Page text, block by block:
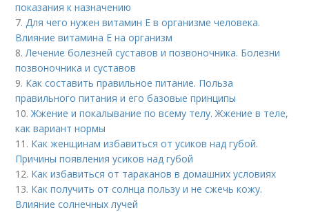
показания к назначению
7.Для чего нужен витамин Е в организме человека.
Влияние витамина E на организм
8.Лечение болезней суставов и позвоночника. Болезни
позвоночника и суставов
9. Как составить правильное питание. Польза
правильного питания и его базовые принципы
10.Жжение и покалывание по всему телу. Жжение в теле,
как вариант нормы
11. Как женщинам избавиться от усиков над губой.
Причины появления усиков над губой
12. Как избавиться от тараканов в домашних условиях
13. Как получить от солнца пользу и не сжечь кожу.
Влияние солнечных лучей